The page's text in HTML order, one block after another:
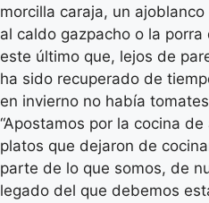
morcilla caraja, un
al caldo gazpacho o la
este último que, lejos de
ha sido recuperado de
en invierno no había
“Apostamos por la cocina
platos que dejaron de
parte de lo que somos, de
legado del que debemos